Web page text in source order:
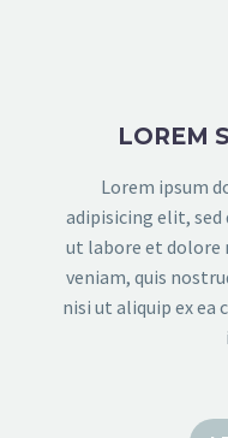
LOREM
Lorem ipsum
adipisicing elit,
ut labore et dolore
veniam, quis
nisi ut aliquip ex ea